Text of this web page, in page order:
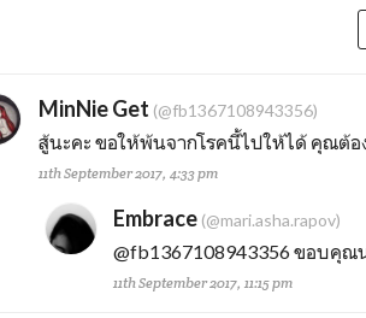
MinNie Get (@fb1367108943356)
สู้นะคะ ขอให้พ้นจากโรคนี้ไปให้ได้ คุณต้อ
11th September 2017, 4:33 pm
Embrace (@mari.asha.rapov)
@fb1367108943356ขอบคุณน
11th September 2017, 11:15 pm